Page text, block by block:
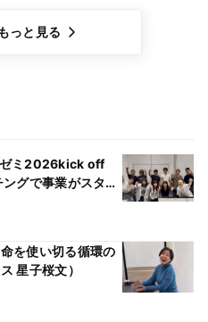
っと見る
ゼミ2026kick off
グで事業がスター
を使い切る循環の
星子桜文）